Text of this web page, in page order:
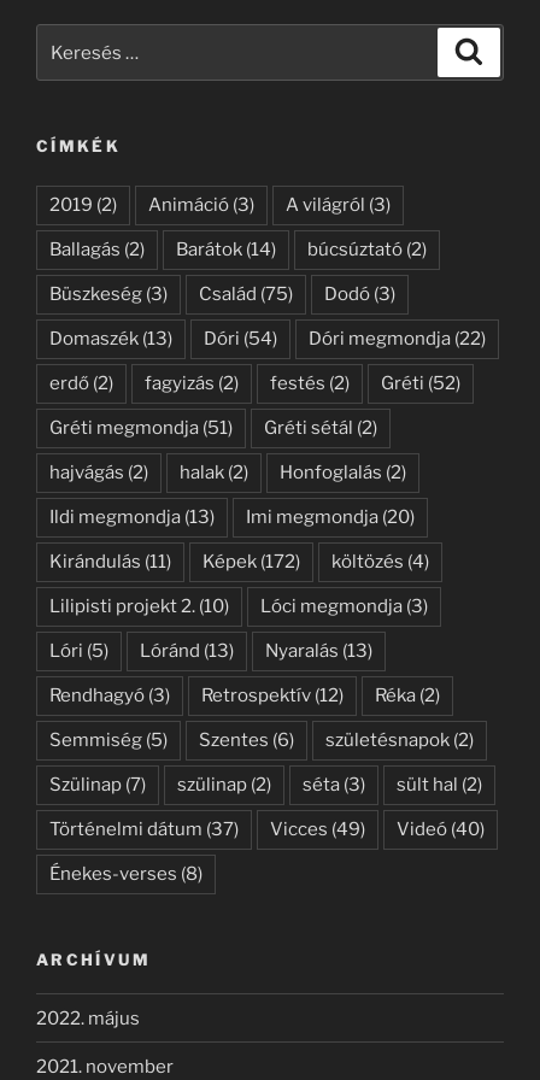
CÍMKÉK
2019 (2) Animáció (3) A világról (3)
Ballagás (2) Barátok (14) búcsúztató (2)
Büszkeség (3) Család (75) Dodó (3)
Domaszék (13) Dóri (54) Dóri megmondja (22)
erdő (2) fagyizás (2) festés (2) Gréti (52)
Gréti megmondja (51) Gréti sétál (2)
hajvágás (2) halak (2) Honfoglalás (2)
Ildi megmondja (13) Imi megmondja (20)
Kirándulás (11) Képek (172) költözés (4)
Lilipisti projekt 2. (10) Lóci megmondja (3)
Lóri (5) Lóránd (13) Nyaralás (13)
Rendhagyó (3) Retrospektív (12) Réka (2)
Semmiség (5) Szentes (6) születésnapok (2)
Szülinap (7) szülinap (2) séta (3) sült hal (2)
Történelmi dátum (37) Vicces (49) Videó (40)
Énekes-verses (8)
ARCHÍVUM
2022. május
2021. november